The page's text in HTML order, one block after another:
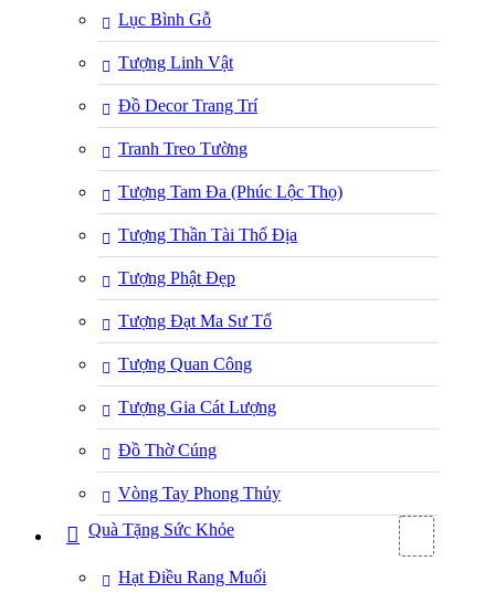
Lục Bình Gỗ
Tượng Linh Vật
Đồ Decor Trang Trí
Tranh Treo Tường
Tượng Tam Đa (Phúc Lộc Thọ)
Tượng Thần Tài Thổ Địa
Tượng Phật Đẹp
Tượng Đạt Ma Sư Tổ
Tượng Quan Công
Tượng Gia Cát Lượng
Đồ Thờ Cúng
Vòng Tay Phong Thủy
Quà Tặng Sức Khỏe
Hạt Điều Rang Muối